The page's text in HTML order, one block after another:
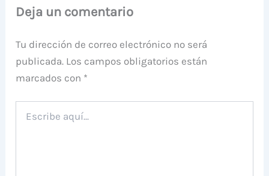
Deja un comentario
Tu dirección de correo electrónico no será
publicada. Los campos obligatorios están
marcados con *
aquí...